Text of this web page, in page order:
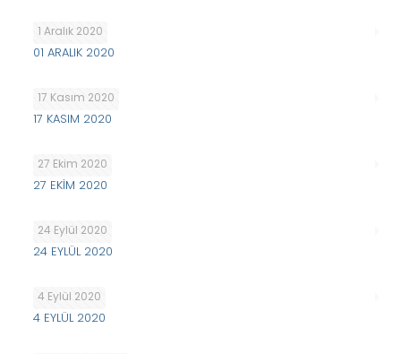
1 Aralık 2020
01 ARALIK 2020
17 Kasım 2020
17 KASIM 2020
27 Ekim 2020
27 EKİM 2020
24 Eylül 2020
24 EYLÜL 2020
4 Eylül 2020
4 EYLÜL 2020